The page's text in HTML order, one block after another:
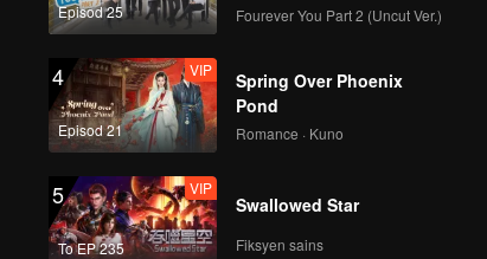
Episod 25 Fourever You Part 2 (Uncut Ver.)
4
Episod 21
VIP
Spring Over Phoenix
Pond
Romance · Kuno
5
To EP 235
VIP
Swallowed Star
Fiksyen sains